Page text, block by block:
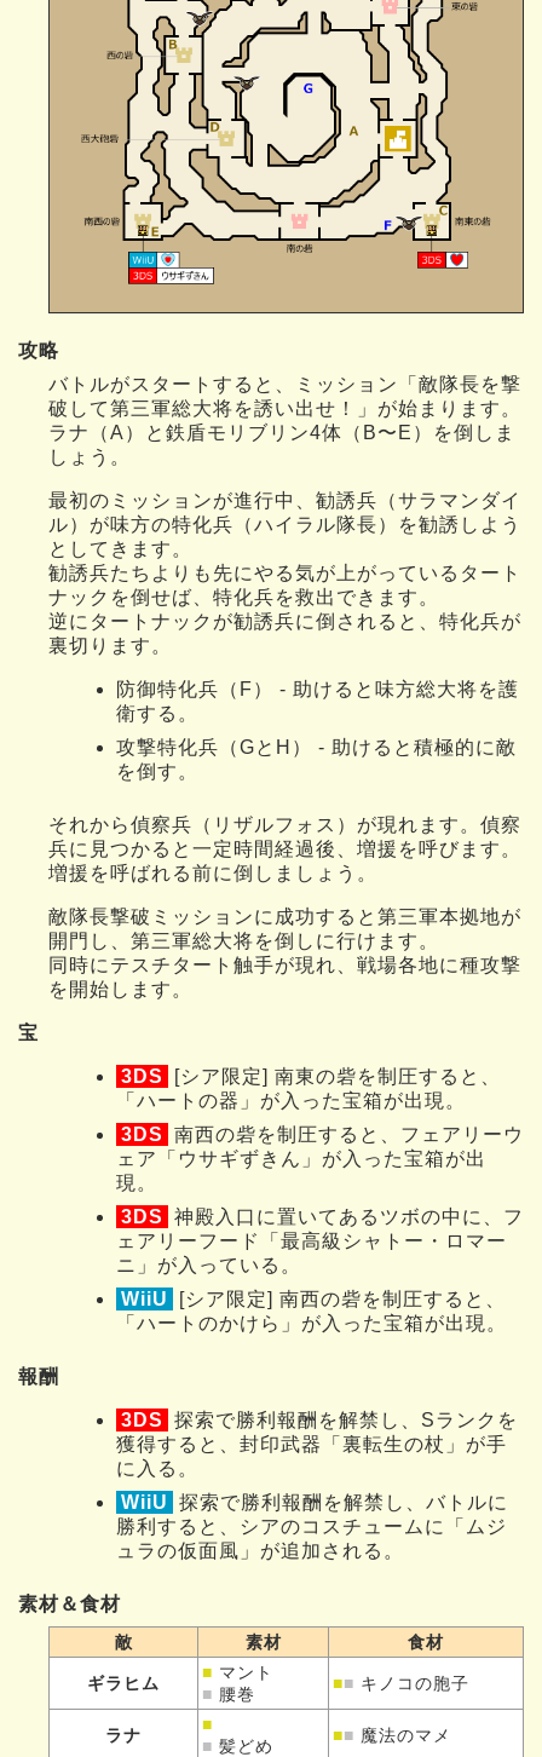
攻略
バトルがスタートすると、ミッション「敵隊長を撃
破して第三軍総大将を誘い出せ！」が始まります。
ラナ（A）と鉄盾モリブリン4体（B〜E）を倒しま
しょう。
最初のミッションが進行中、勧誘兵（サラマンダイ
ル）が味方の特化兵（ハイラル隊長）を勧誘しよう
としてきます。
勧誘兵たちよりも先にやる気が上がっているタート
ナックを倒せば、特化兵を救出できます。
逆にタートナックが勧誘兵に倒されると、特化兵が
裏切ります。
防御特化兵（F） - 助けると味方総大将を護
衛する。
攻撃特化兵（GとH） - 助けると積極的に敵
を倒す。
それから偵察兵（リザルフォス）が現れます。偵察
兵に見つかると一定時間経過後、増援を呼びます。
増援を呼ばれる前に倒しましょう。
敵隊長撃破ミッションに成功すると第三軍本拠地が
開門し、第三軍総大将を倒しに行けます。
同時にテスチタート触手が現れ、戦場各地に種攻撃
を開始します。
宝
3DS
[シア限定] 南東の砦を制圧すると、
「ハートの器」が入った宝箱が出現。
3DS
南西の砦を制圧すると、フェアリーウ
ェア「ウサギずきん」が入った宝箱が出
現。
3DS
神殿入口に置いてあるツボの中に、フ
ェアリーフード「最高級シャトー・ロマー
ニ」が入っている。
WiiU
[シア限定] 南西の砦を制圧すると、
「ハートのかけら」が入った宝箱が出現。
報酬
3DS
探索で勝利報酬を解禁し、Sランクを
獲得すると、封印武器「裏転生の杖」が手
に入る。
WiiU
探索で勝利報酬を解禁し、バトルに
勝利すると、シアのコスチュームに「ムジ
ュラの仮面風」が追加される。
素材＆食材
敵 素材 食材
ギラヒム
■ マント
■ 腰巻
■■ キノコの胞子
ラナ
■
■ 髪どめ
■■ 魔法のマメ